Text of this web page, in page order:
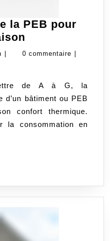
la PEB pour
exigences
PEB
pour
une
nouvelle
admin
| 0 commentaire |
d’un bâtiment ou PEB
confort thermique.
la consommation en